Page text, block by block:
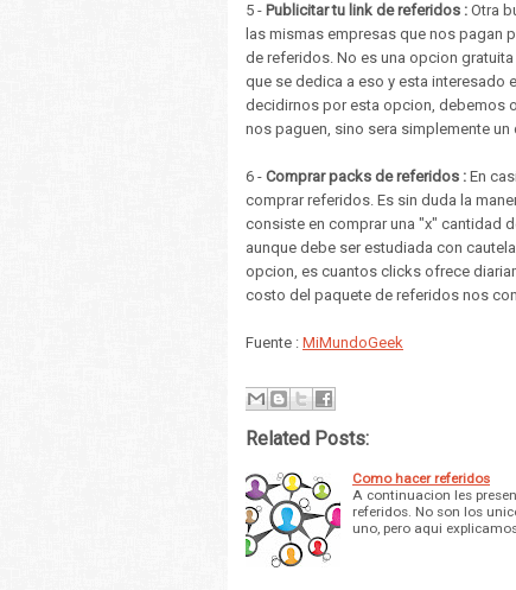
5 - Publicitar tu link de referidos : Otra
las mismas empresas que nos pagan
de referidos. No es una opcion
que se dedica a eso y esta interesado
decidirnos por esta opcion, debemos
nos paguen, sino sera simplemente
6 - Comprar packs de referidos : En
comprar referidos. Es sin duda la
consiste en comprar una "x" cantidad
aunque debe ser estudiada con
opcion, es cuantos clicks ofrece
costo del paquete de referidos nos
Fuente : MiMundoGeek
Related Posts:
Como hacer referidos
A continuacion les
referidos. No son los
uno, pero aqui